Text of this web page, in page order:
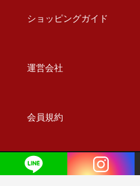
ショッピングガイド
運営会社
会員規約
© 2024 BASEBALL FEED Co., Ltd